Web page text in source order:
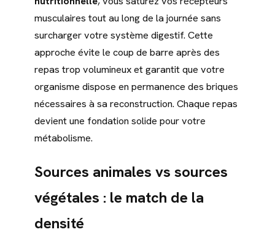
musculaires tout au long de la journée sans
surcharger votre système digestif. Cette
approche évite le coup de barre après des
repas trop volumineux et garantit que votre
organisme dispose en permanence des briques
nécessaires à sa reconstruction. Chaque repas
devient une fondation solide pour votre
métabolisme.
Sources animales vs sources
végétales : le match de la
densité